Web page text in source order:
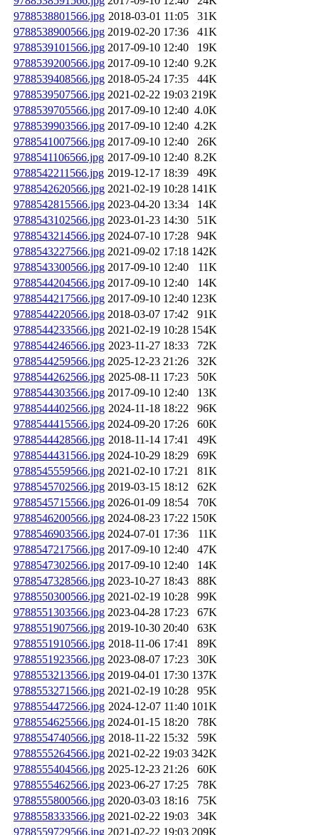
9788538801566.jpg 2018-03-01 11:05
31K
9788538900566.jpg 2019-02-20 17:36
41K
9788539101566.jpg 2017-09-10 12:40
19K
9788539200566.jpg 2017-09-10 12:40 9.2K
9788539408566.jpg 2018-05-24 17:35
44K
9788539507566.jpg 2021-02-22 19:03 219K
9788539705566.jpg 2017-09-10 12:40 4.0K
9788539903566.jpg 2017-09-10 12:40 4.2K
9788541007566.jpg 2017-09-10 12:40
26K
9788541106566.jpg 2017-09-10 12:40 8.2K
9788542211566.jpg 2019-12-17 18:39
49K
9788542620566.jpg 2021-02-19 10:28 141K
9788542815566.jpg 2023-04-20 13:34
14K
9788543102566.jpg 2023-01-23 14:30
51K
9788543214566.jpg 2024-07-10 17:28
94K
9788543227566.jpg 2021-09-02 17:18 142K
9788543300566.jpg 2017-09-10 12:40
11K
9788544204566.jpg 2017-09-10 12:40
14K
9788544217566.jpg 2017-09-10 12:40 123K
9788544220566.jpg 2018-03-07 17:42
91K
9788544233566.jpg 2021-02-19 10:28 154K
9788544246566.jpg 2023-11-27 18:33
72K
9788544259566.jpg 2025-12-23 21:26
32K
9788544262566.jpg 2025-08-11 17:23
50K
9788544303566.jpg 2017-09-10 12:40
13K
9788544402566.jpg 2024-11-18 18:22
96K
9788544415566.jpg 2024-09-20 17:26
60K
9788544428566.jpg 2018-11-14 17:41
49K
9788544431566.jpg 2024-10-29 18:29
69K
9788545559566.jpg 2021-02-10 17:21
81K
9788545702566.jpg 2019-03-15 18:12
62K
9788545715566.jpg 2026-01-09 18:54
70K
9788546200566.jpg 2024-08-23 17:22 150K
9788546903566.jpg 2024-07-01 17:36
11K
9788547217566.jpg 2017-09-10 12:40
47K
9788547302566.jpg 2017-09-10 12:40
14K
9788547328566.jpg 2023-10-27 18:43
88K
9788550300566.jpg 2021-02-19 10:28
99K
9788551303566.jpg 2023-04-28 17:23
67K
9788551907566.jpg 2019-10-30 20:40
63K
9788551910566.jpg 2018-11-06 17:41
89K
9788551923566.jpg 2023-08-07 17:23
30K
9788553213566.jpg 2019-04-01 17:30 137K
9788553271566.jpg 2021-02-19 10:28
95K
9788554472566.jpg 2024-12-07 11:40 101K
9788554625566.jpg 2024-01-15 18:20
78K
9788554740566.jpg 2018-11-22 15:32
59K
9788555264566.jpg 2021-02-22 19:03 342K
9788555404566.jpg 2025-12-23 21:26
60K
9788555462566.jpg 2023-06-27 17:25
78K
9788555800566.jpg 2020-03-03 18:16
75K
9788558333566.jpg 2021-02-22 19:03
34K
9788559729566.jpg 2021-02-22 19:03 209K